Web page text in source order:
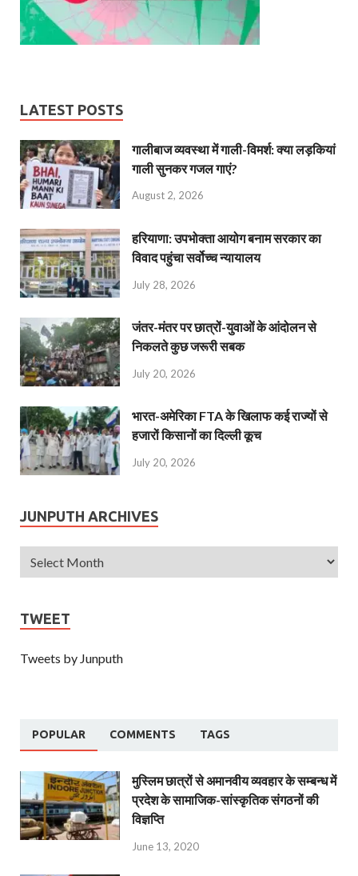
LATEST POSTS
गालीबाज व्‍यवस्‍था में गाली-विमर्श: क्या लड़कियां
गाली सुनकर गजल गाएं?
August 2, 2026
हरियाणा: उपभोक्ता आयोग बनाम सरकार का
विवाद पहुंचा सर्वोच्च न्यायालय
July 28, 2026
जंतर-मंतर पर छात्रों-युवाओं के आंदोलन से
निकलते कुछ जरूरी सबक
July 20, 2026
भारत-अमेरिका FTA के खिलाफ कई राज्यों से
हजारों किसानों का दिल्ली कूच
July 20, 2026
JUNPUTH ARCHIVES
TWEET
Tweets by Junputh
POPULAR COMMENTS TAGS
मुस्लिम छात्रों से अमानवीय व्यवहार के सम्बन्ध में
प्रदेश के सामाजिक-सांस्कृतिक संगठनों की
विज्ञप्ति
June 13, 2020